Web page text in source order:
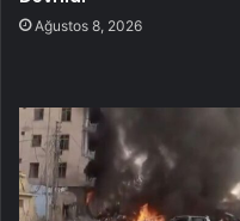
Ağustos 8, 2026